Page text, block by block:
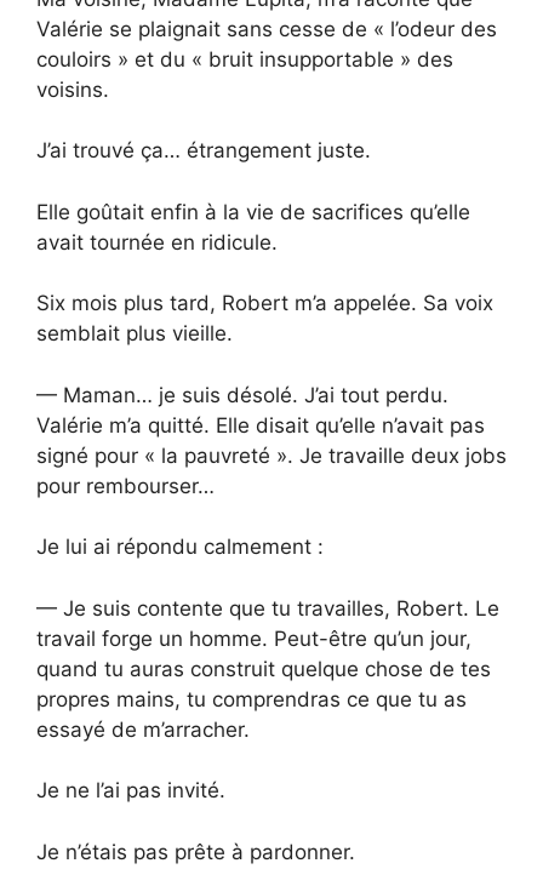
Valérie se plaignait sans cesse de « l’odeur des
couloirs » et du « bruit insupportable » des
voisins.
J’ai trouvé ça… étrangement juste.
Elle goûtait enfin à la vie de sacrifices qu’elle
avait tournée en ridicule.
Six mois plus tard, Robert m’a appelée. Sa voix
semblait plus vieille.
— Maman… je suis désolé. J’ai tout perdu.
Valérie m’a quitté. Elle disait qu’elle n’avait pas
signé pour « la pauvreté ». Je travaille deux jobs
pour rembourser…
Je lui ai répondu calmement :
— Je suis contente que tu travailles, Robert. Le
travail forge un homme. Peut-être qu’un jour,
quand tu auras construit quelque chose de tes
propres mains, tu comprendras ce que tu as
essayé de m’arracher.
Je ne l’ai pas invité.
Je n’étais pas prête à pardonner.